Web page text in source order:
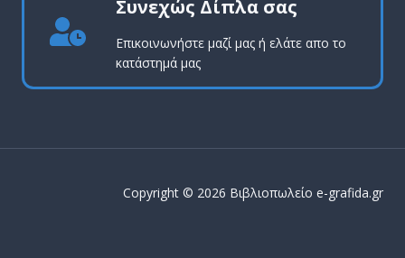
Συνεχώς Δίπλα σας
Επικοινωνήστε μαζί μας ή ελάτε απο το
κατάστημά μας
Copyright © 2026 Βιβλιοπωλείο e-grafida.gr